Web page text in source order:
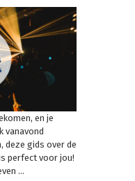
en je
vanavond
deze gids over de
perfect voor jou!
...